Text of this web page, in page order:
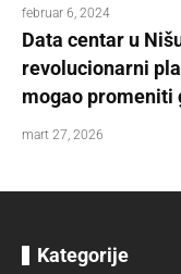
februar 6, 2024
Data centar u
revolucionarni
mogao promeniti
mart 27, 2026
Kategorije